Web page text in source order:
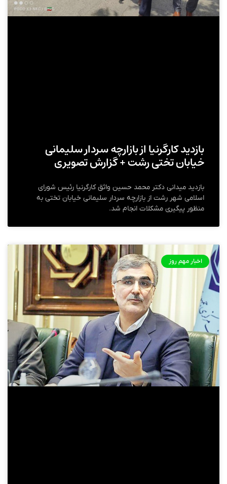
بازدید کارگرنیا از بازارچه سردار سلیمانی
خیابان تختی رشت + گزارش تصویری
بازدید میدانی دکتر محمد حسین واثق کارگرنیا رئیس شورای
اسلامی شهر رشت از بازارچه سردار سلیمانی خیابان تختی به
منظور پیگیری مشکلات انجام شد.
اخبار مهم روز